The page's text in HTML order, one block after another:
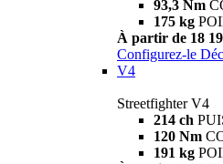
93,3 Nm
175 kg
À partir de 18
Configurez-le
V4
Streetfighter V4
214 ch
120 Nm
191 kg